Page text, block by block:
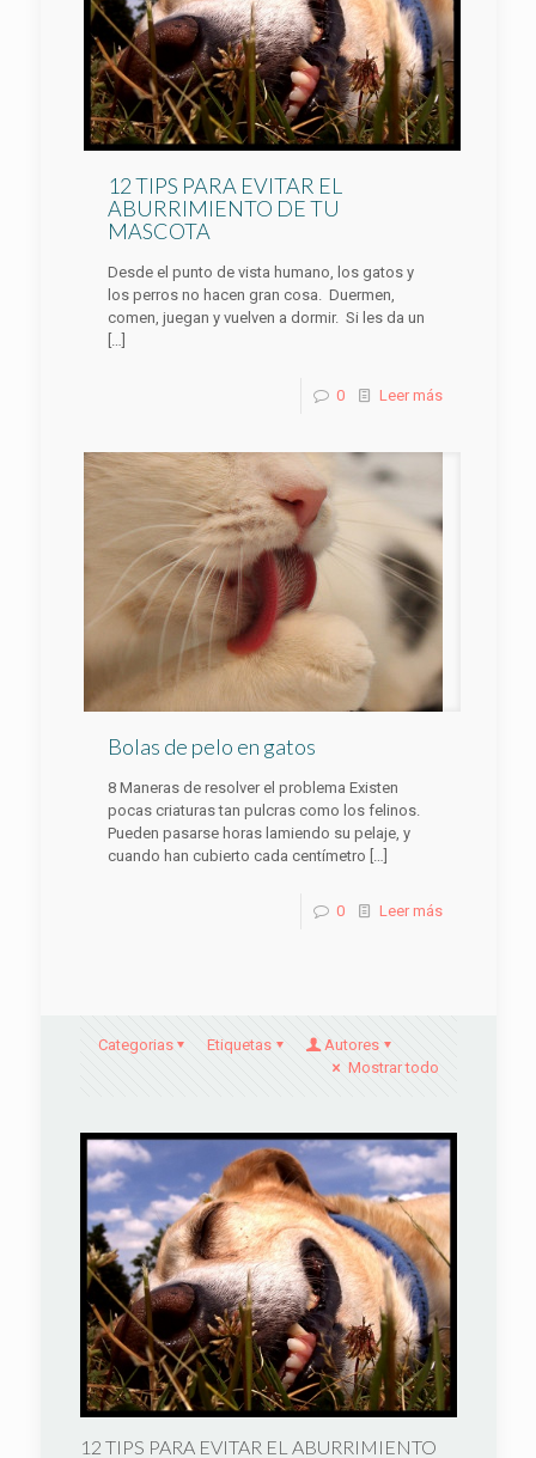
12 TIPS PARA EVITAR EL
ABURRIMIENTO DE TU
MASCOTA
Desde el punto de vista humano, los gatos y
los perros no hacen gran cosa. Duermen,
comen, juegan y vuelven a dormir. Si les da un
[…]
0 Leer más
Bolas de pelo en gatos
8 Maneras de resolver el problema Existen
pocas criaturas tan pulcras como los felinos.
Pueden pasarse horas lamiendo su pelaje, y
cuando han cubierto cada centímetro […]
0 Leer más
Categorias Etiquetas
Autores
Mostrar todo
12 TIPS PARA EVITAR EL ABURRIMIENTO